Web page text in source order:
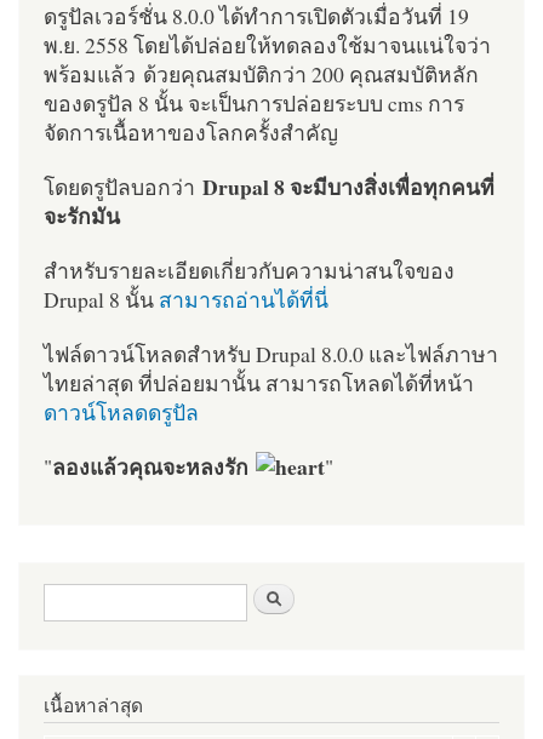
ดรูปัลเวอร์ชั่น 8.0.0 ได้ทำการเปิดตัวเมื่อวันที่ 19
พ.ย. 2558 โดยได้ปล่อยให้ทดลองใช้มาจนแน่ใจว่า
พร้อมแล้ว ด้วยคุณสมบัติกว่า 200 คุณสมบัติหลัก
ของดรูปัล 8 นั้น จะเป็นการปล่อยระบบ cms การ
จัดการเนื้อหาของโลกครั้งสำคัญ
โดยดรูปัลบอกว่า Drupal 8 จะมีบางสิ่งเพื่อทุกคนที่
จะรักมัน
สำหรับรายละเอียดเกี่ยวกับความน่าสนใจของ
Drupal 8 นั้น สามารถอ่านได้ที่นี่
ไฟล์ดาวน์โหลดสำหรับ Drupal 8.0.0 และไฟล์ภาษา
ไทยล่าสุด ที่ปล่อยมานั้น สามารถโหลดได้ที่หน้า
ดาวน์โหลดดรูปัล
"ลองแล้วคุณจะหลงรัก "
ฟอร์มค้นหา
เนื้อหาล่าสุด